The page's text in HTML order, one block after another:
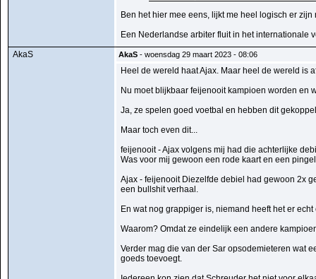
Ben het hier mee eens, lijkt me heel logisch er
Een Nederlandse arbiter fluit in het internationale
AkaS
AkaS - woensdag 29 maart 2023 - 08:06
Heel de wereld haat Ajax. Maar heel de wereld is
Nu moet blijkbaar feijenooit kampioen worden en
Ja, ze spelen goed voetbal en hebben dit
Maar toch even dit...
feijenooit - Ajax volgens mij had die achterlijke
Was voor mij gewoon een rode kaart en een
Ajax - feijenooit Diezelfde debiel had gewoon 2x
een bullshit verhaal.
En wat nog grappiger is, niemand heeft het er
Waarom? Omdat ze eindelijk een andere
Verder mag die van der Sar opsodemieteren wat
goeds toevoegt.